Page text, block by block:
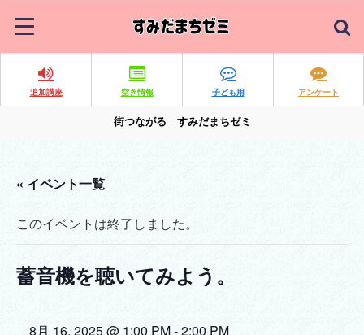
追加講座 空き情報 子ども用 アンケート
街つながる すみだまちゼミ
« イベント一覧
このイベントは終了しました。
蓄音機を聴いてみよう。
8月 16, 2025 @ 1:00 PM-2:00 PM